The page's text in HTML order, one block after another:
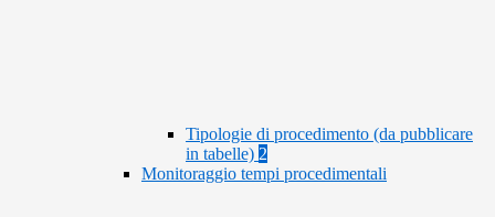
Tipologie di procedimento (da pubblicare
in tabelle) 2
Monitoraggio tempi procedimentali